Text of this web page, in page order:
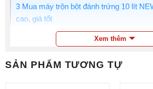
3 Mua máy trộn bột đánh trứng 10 lít
cao, giá tốt
Việc trộn bột hay đánh trứng bằng
trứng và trộn bột liên tục rất vất mà
chất lượng lại không đồng đều, nhiều
Xem thêm
SẢN PHẨM TƯƠNG TỰ